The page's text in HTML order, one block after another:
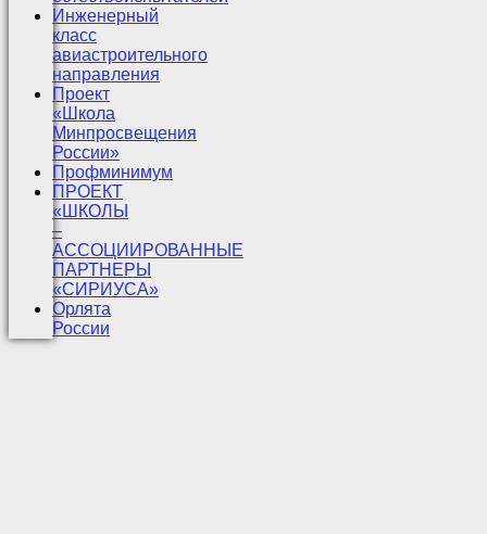
Инженерный
класс
авиастроительного
направления
Проект
«Школа
Минпросвещения
России»
Профминимум
ПРОЕКТ
«ШКОЛЫ
–
АССОЦИИРОВАННЫЕ
ПАРТНЕРЫ
«СИРИУСА»
Орлята
России